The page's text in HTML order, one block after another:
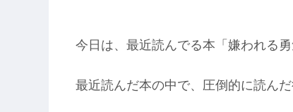
今日は、最近読んでる本「嫌われる勇
最近読んだ本の中で、圧倒的に読ん